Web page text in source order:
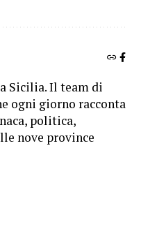
Sicilia. Il team di
ogni giorno racconta
politica,
nove province